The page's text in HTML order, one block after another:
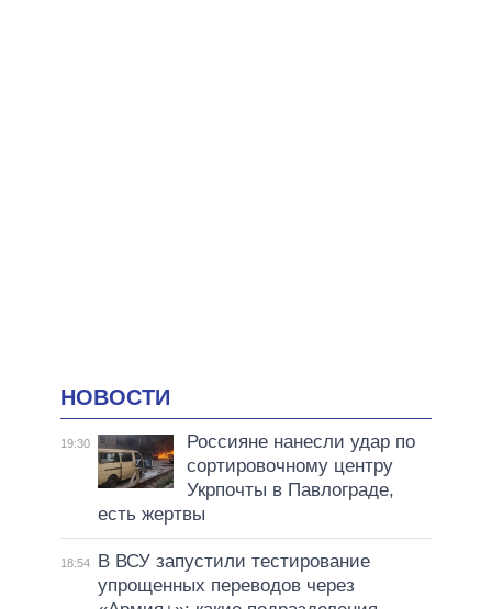
НОВОСТИ
19:30
Россияне нанесли удар по
сортировочному центру
Укрпочты в Павлограде,
есть жертвы
18:54
В ВСУ запустили тестирование
упрощенных переводов через